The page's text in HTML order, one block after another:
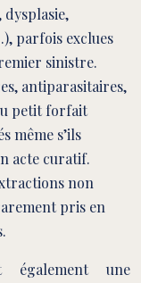
dysplasie,
parfois exclues
sinistre.
antiparasitaires,
petit forfait
même s’ils
acte curatif.
non
pris en
également une